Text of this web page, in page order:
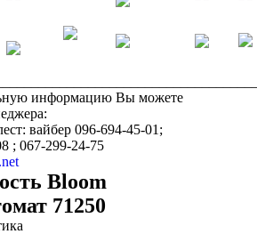
информацию Вы можете
вайбер 096-694-45-01;
; 067-299-24-75
Bloom
71250